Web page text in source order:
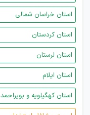
استان خراسان شمالی
استان کردستان
استان لرستان
استان ایلام
استان کهگیلویه و بویراحمد